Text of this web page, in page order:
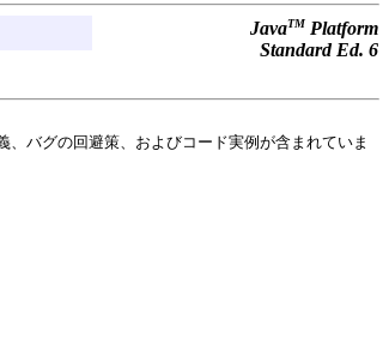
JavaTM Platform
Standard Ed. 6
バグの回避策、およびコード実例が含まれていま